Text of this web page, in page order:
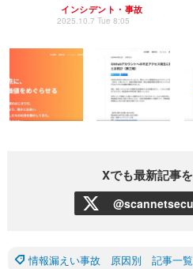
インシデント・事故
2025.10.7 Tue 8:05
Xでも最新記事
情報漏えい事故 原因別 記事一覧